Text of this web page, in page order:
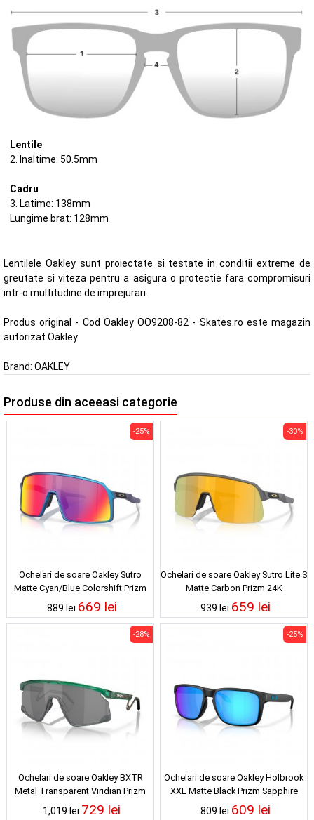
Lentile
2. Inaltime: 50.5mm
Cadru
3. Latime: 138mm
Lungime brat: 128mm
Lentilele Oakley sunt proiectate si testate in conditii extreme de
greutate si viteza pentru a asigura o protectie fara compromisuri
intr-o multitudine de imprejurari.
Produs original - Cod Oakley OO9208-82 - Skates.ro este magazin
autorizat Oakley
Brand: OAKLEY
Produse din aceeasi categorie
Ochelari de soare Oakley Sutro
Matte Cyan/Blue Colorshift Prizm
Road
889 lei
-25%
669 lei
Ochelari de soare Oakley Sutro Lite S
Matte Carbon Prizm 24K
939 lei
-30%
659 lei
Ochelari de soare Oakley BXTR
Metal Transparent Viridian Prizm
Black
1,019 lei
-28%
729 lei
Ochelari de soare Oakley Holbrook
XXL Matte Black Prizm Sapphire
809 lei
-25%
609 lei